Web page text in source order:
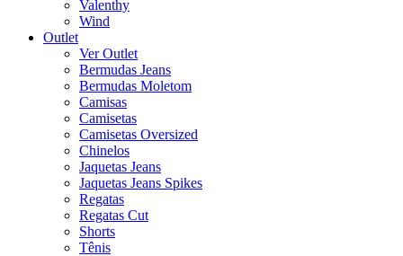
Valenthy
Wind
Outlet
Ver Outlet
Bermudas Jeans
Bermudas Moletom
Camisas
Camisetas
Camisetas Oversized
Chinelos
Jaquetas Jeans
Jaquetas Jeans Spikes
Regatas
Regatas Cut
Shorts
Tênis